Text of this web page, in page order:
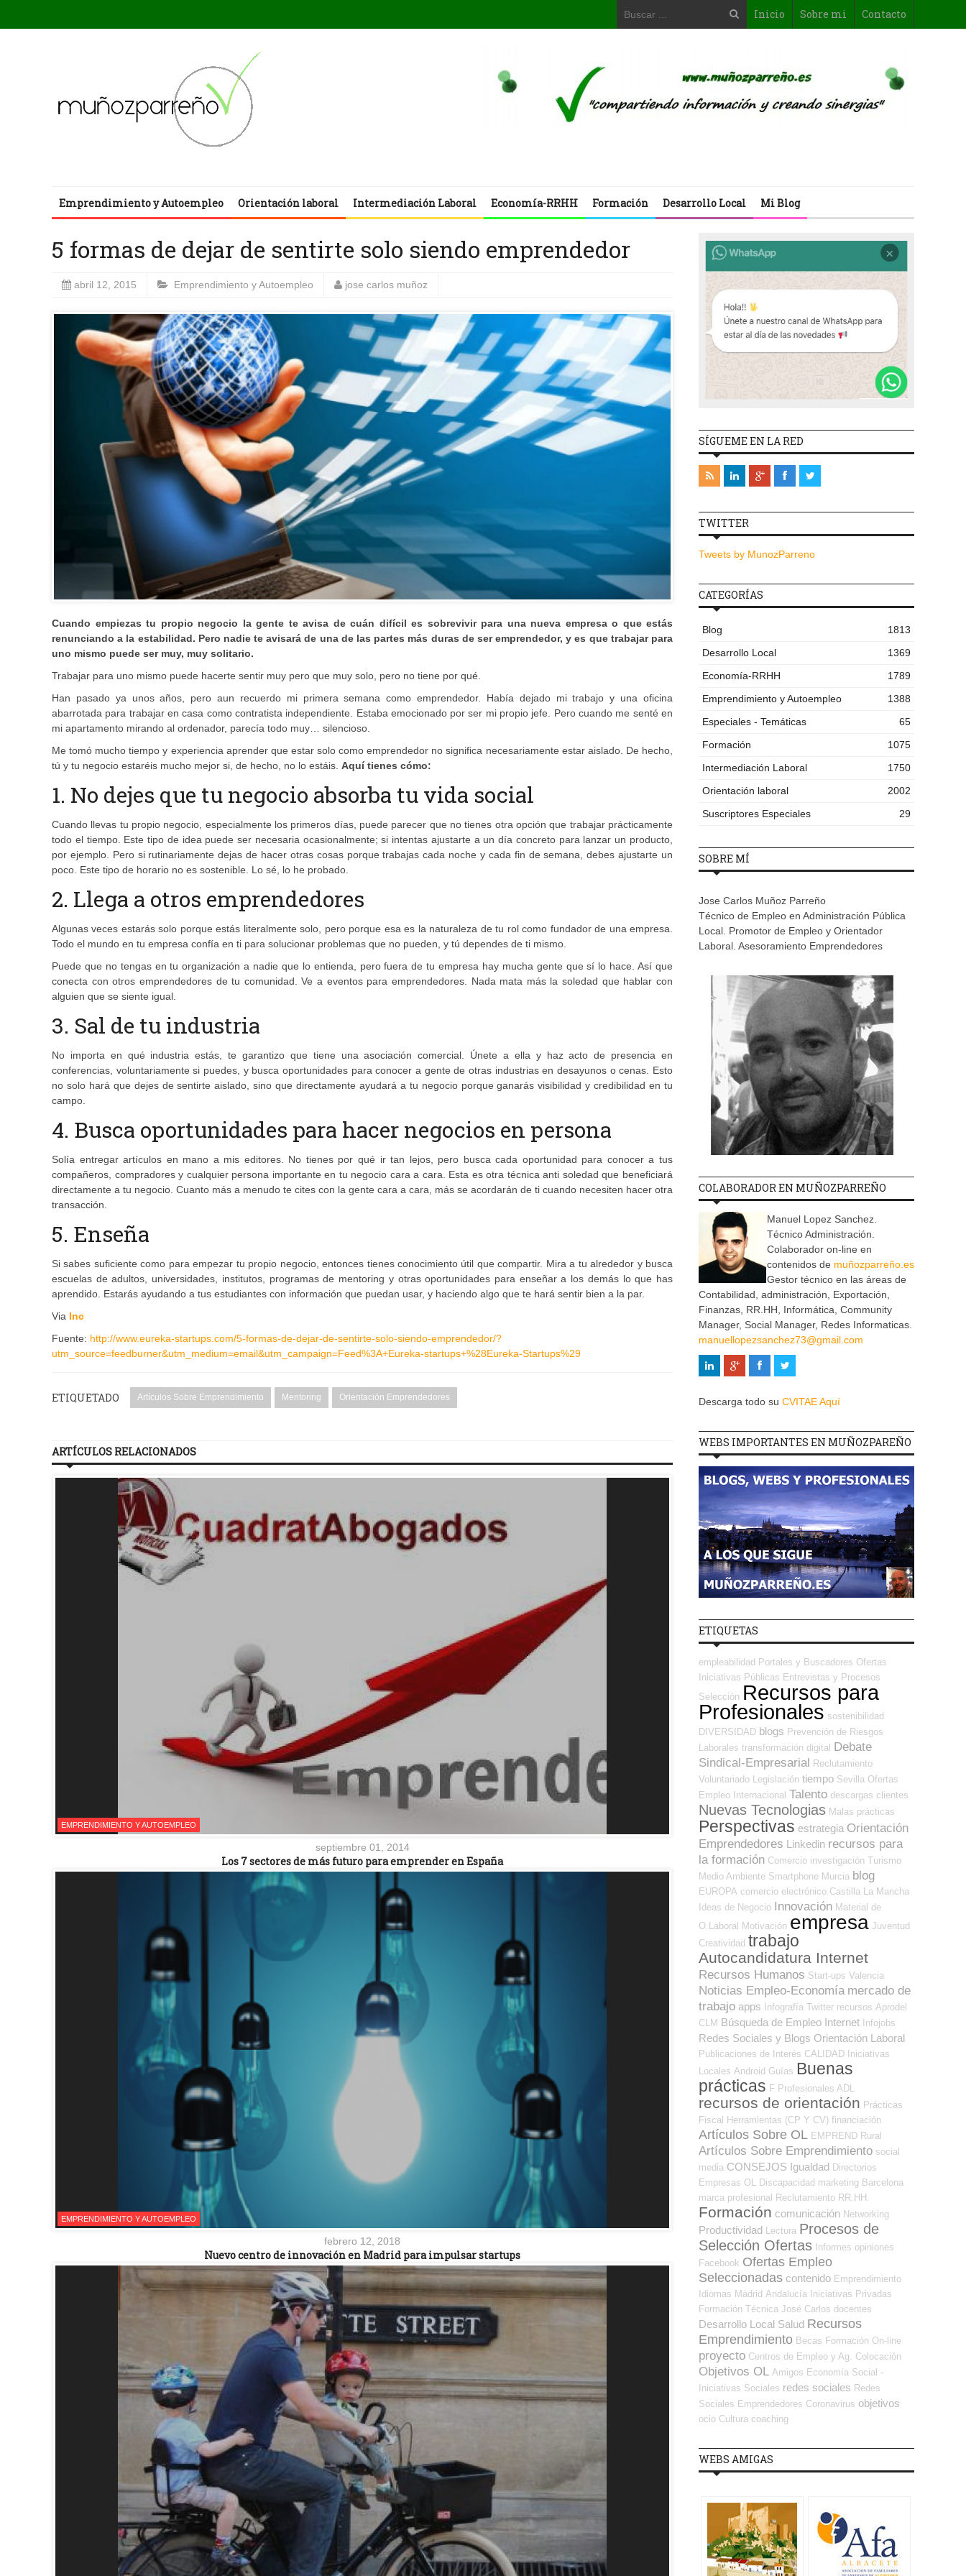
Inicio Sobre mi Contacto
Emprendimiento y Autoempleo Orientación laboral Intermediación Laboral Economía-RRHH Formación Desarrollo Local Mi Blog
5 formas de dejar de sentirte solo siendo emprendedor
abril 12, 2015 Emprendimiento y Autoempleo jose carlos muñoz
Cuando empiezas tu propio negocio la gente te avisa de cuán difícil es sobrevivir para una nueva empresa o que estás
renunciando a la estabilidad. Pero nadie te avisará de una de las partes más duras de ser emprendedor, y es que trabajar para
uno mismo puede ser muy, muy solitario.
Trabajar para uno mismo puede hacerte sentir muy pero que muy solo, pero no tiene por qué.
Han pasado ya unos años, pero aun recuerdo mi primera semana como emprendedor. Había dejado mi trabajo y una oficina
abarrotada para trabajar en casa como contratista independiente. Estaba emocionado por ser mi propio jefe. Pero cuando me senté en
mi apartamento mirando al ordenador, parecía todo muy… silencioso.
Me tomó mucho tiempo y experiencia aprender que estar solo como emprendedor no significa necesariamente estar aislado. De hecho,
tú y tu negocio estaréis mucho mejor si, de hecho, no lo estáis. Aquí tienes cómo:
1. No dejes que tu negocio absorba tu vida social
Cuando llevas tu propio negocio, especialmente los primeros días, puede parecer que no tienes otra opción que trabajar prácticamente
todo el tiempo. Este tipo de idea puede ser necesaria ocasionalmente; si intentas ajustarte a un día concreto para lanzar un producto,
por ejemplo. Pero si rutinariamente dejas de hacer otras cosas porque trabajas cada noche y cada fin de semana, debes ajustarte un
poco. Este tipo de horario no es sostenible. Lo sé, lo he probado.
2. Llega a otros emprendedores
Algunas veces estarás solo porque estás literalmente solo, pero porque esa es la naturaleza de tu rol como fundador de una empresa.
Todo el mundo en tu empresa confía en ti para solucionar problemas que no pueden, y tú dependes de ti mismo.
Puede que no tengas en tu organización a nadie que lo entienda, pero fuera de tu empresa hay mucha gente que sí lo hace. Así que
conecta con otros emprendedores de tu comunidad. Ve a eventos para emprendedores. Nada mata más la soledad que hablar con
alguien que se siente igual.
3. Sal de tu industria
No importa en qué industria estás, te garantizo que tiene una asociación comercial. Únete a ella y haz acto de presencia en
conferencias, voluntariamente si puedes, y busca oportunidades para conocer a gente de otras industrias en desayunos o cenas. Esto
no solo hará que dejes de sentirte aislado, sino que directamente ayudará a tu negocio porque ganarás visibilidad y credibilidad en tu
campo.
4. Busca oportunidades para hacer negocios en persona
Solía entregar artículos en mano a mis editores. No tienes por qué ir tan lejos, pero busca cada oportunidad para conocer a tus
compañeros, compradores y cualquier persona importante en tu negocio cara a cara. Esta es otra técnica anti soledad que beneficiará
directamente a tu negocio. Cuanto más a menudo te cites con la gente cara a cara, más se acordarán de ti cuando necesiten hacer otra
transacción.
5. Enseña
Si sabes suficiente como para empezar tu propio negocio, entonces tienes conocimiento útil que compartir. Mira a tu alrededor y busca
escuelas de adultos, universidades, institutos, programas de mentoring y otras oportunidades para enseñar a los demás lo que has
aprendido. Estarás ayudando a tus estudiantes con información que puedan usar, y haciendo algo que te hará sentir bien a la par.
Via Inc
Fuente: http://www.eureka-startups.com/5-formas-de-dejar-de-sentirte-solo-siendo-emprendedor/?
utm_source=feedburner&utm_medium=email&utm_campaign=Feed%3A+Eureka-startups+%28Eureka-Startups%29
ETIQUETADO Artículos Sobre Emprendimiento Mentoring Orientación Emprendedores
ARTÍCULOS RELACIONADOS
EMPRENDIMIENTO Y AUTOEMPLEO
septiembre 01, 2014
Los 7 sectores de más futuro para emprender en España
EMPRENDIMIENTO Y AUTOEMPLEO
febrero 12, 2018
Nuevo centro de innovación en Madrid para impulsar startups
SÍGUEME EN LA RED
TWITTER
Tweets by MunozParreno
CATEGORÍAS
Blog
1813
Desarrollo Local
1369
Economía-RRHH
1789
Emprendimiento y Autoempleo
1388
Especiales - Temáticas
65
Formación
1075
Intermediación Laboral
1750
Orientación laboral
2002
Suscriptores Especiales
29
SOBRE MÍ
Jose Carlos Muñoz Parreño
Técnico de Empleo en Administración Pública
Local. Promotor de Empleo y Orientador
Laboral. Asesoramiento Emprendedores
COLABORADOR EN MUÑOZPARREÑO
Manuel Lopez Sanchez.
Técnico Administración.
Colaborador on-line en
contenidos de muñozparreño.es
Gestor técnico en las áreas de
Contabilidad, administración, Exportación,
Finanzas, RR.HH, Informática, Community
Manager, Social Manager, Redes Informaticas.
manuellopezsanchez73@gmail.com
Descarga todo su CVITAE Aquí
WEBS IMPORTANTES EN MUÑOZPAREÑO
ETIQUETAS
empleabilidad Portales y Buscadores Ofertas
Iniciativas Públicas Entrevistas y Procesos
Selección Recursos para
Profesionales sostenibilidad
DIVERSIDAD blogs Prevención de Riesgos
Laborales transformación digital Debate
Sindical-Empresarial Reclutamiento
Voluntariado
Legislación tiempo Sevilla Ofertas
Empleo Internacional Talento descargas clientes
Nuevas Tecnologias Malas prácticas
Perspectivas estrategia Orientación
Emprendedores Linkedin recursos para
la formación Comercio investigación Turismo
Medio Ambiente Smartphone Murcia blog
EUROPA comercio electrónico Castilla La Mancha
Ideas de Negocio Innovación Material de
O.Laboral
Motivación empresa Juventud
Creatividad trabajo
Autocandidatura Internet
Recursos Humanos Start-ups Valencia
Noticias Empleo-Economía mercado de
trabajo apps Infografía Twitter recursos Aprodel
CLM Búsqueda de Empleo Internet Infojobs
Redes Sociales y Blogs Orientación Laboral
Publicaciones de Interés CALIDAD Iniciativas
Locales Android Guías Buenas
prácticas F Profesionales ADL
recursos de orientación Prácticas
Fiscal
Herramientas (CP Y CV) financiación
Artículos Sobre OL EMPREND Rural
Artículos Sobre Emprendimiento social
media CONSEJOS Igualdad Directorios
Empresas OL
Discapacidad marketing Barcelona
marca profesional
Reclutamiento RR.HH.
Formación comunicación Networking
Productividad Lectura Procesos de
Selección Ofertas Informes opiniones
Facebook Ofertas Empleo
Seleccionadas contenido Emprendimiento
Idiomas Madrid Andalucía
Iniciativas Privadas
Formación Técnica José Carlos docentes
Desarrollo Local Salud Recursos
Emprendimiento Becas Formación On-line
proyecto Centros de Empleo y Ag. Colocación
Objetivos OL Amigos Economía Social -
Iniciativas Sociales redes sociales Redes
Sociales Emprendedores Coronavirus objetivos
ocio Cultura coaching
WEBS AMIGAS